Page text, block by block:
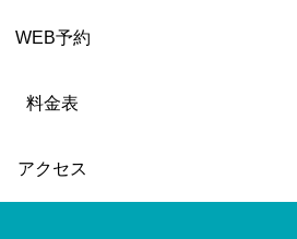
WEB予約
料金表
アクセス